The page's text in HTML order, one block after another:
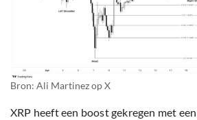
Bron: Ali Martinez op X
XRP heeft een boost gekregen met